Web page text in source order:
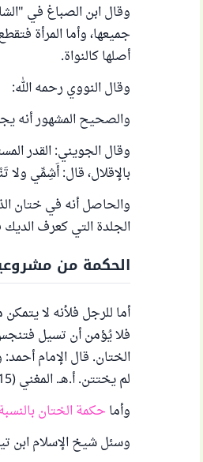
وقال ابن الصباغ في
جميعها، وأما المرأة
أصلها كالنواة.
وقال النووي رحمه الله:
والصحيح المشهور أنه
وقال الجويني: القدر
بالإقلال، قال: أَشِمِّي ولا
والحاصل أنه في ختان
الجلدة التي كعرف
الحكمة من
أما للرجل فلأنه لا
فلا يُؤمن أن تسيل
الختان. قال الإمام
لم يختتن. أ.هـ. المغني (1/115).
وأما حكمة الختان
وسئل شيخ الإسلام ابن